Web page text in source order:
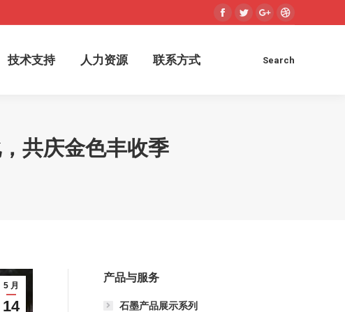
Facebook
TwitterGoogle+Dribbble
技术支持 人力资源 联系方式 Search:
Search
共庆金色丰收季
5 月
14
产品与服务
石墨产品展示系列
技术支持 人力资源 联系方式 Search:
Search